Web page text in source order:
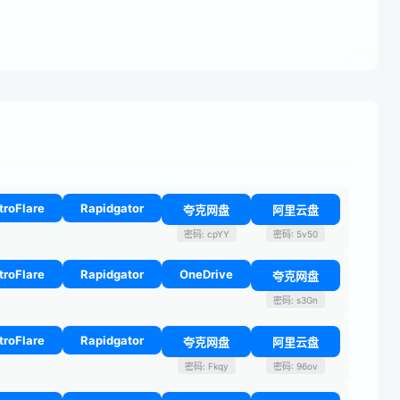
Rapidgator 夸克网盘
密码: cpYY
阿里云盘
密码: 5v50
Rapidgator OneDrive 夸克网盘
密码: s3Gn
Rapidgator 夸克网盘
密码: Fkqy
阿里云盘
密码: 96ov